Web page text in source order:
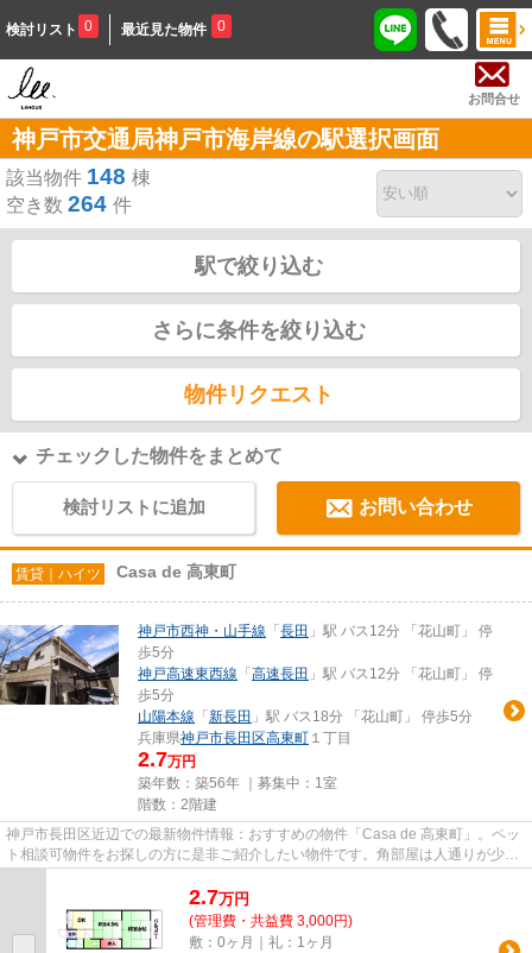
検討リスト 0 最近見た物件 0
お問合せ
神戸市交通局神戸市海岸線の駅選択画面
該当物件 148 棟
空き数 264 件
駅で絞り込む
さらに条件を絞り込む
物件リクエスト
チェックした物件をまとめて
検討リストに追加 お問い合わせ
賃貸｜ハイツ Casa de 高東町
神戸市西神・山手線 「 長田 」駅 バス12分 「花山町」 停
歩5分
神戸高速東西線 「 高速長田 」駅 バス12分 「花山町」 停
歩5分
山陽本線 「 新長田 」駅 バス18分 「花山町」 停歩5分
兵庫県神戸市長田区高東町 １丁目
2.7万円
築年数：築56年 ｜募集中： 1室
階数：2階建
神戸市長田区近辺での最新物件情報：おすすめの物件「Casa de 高東町」。ペッ
ト相談可物件をお探しの方に是非ご紹介したい物件です。角部屋は人通りが少な
2.7万円
(管理費・共益費 3,000円)
敷：0ヶ月｜礼：1ヶ月